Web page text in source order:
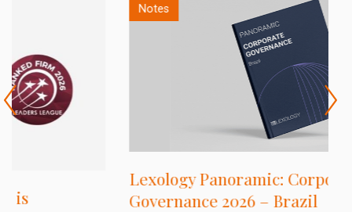
Lexology Panoramic: Corporate
Governance 2026 – Brazil